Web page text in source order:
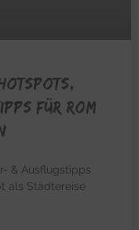
Hotspots,
für Rom
& Ausflugstipps
als Städtereise